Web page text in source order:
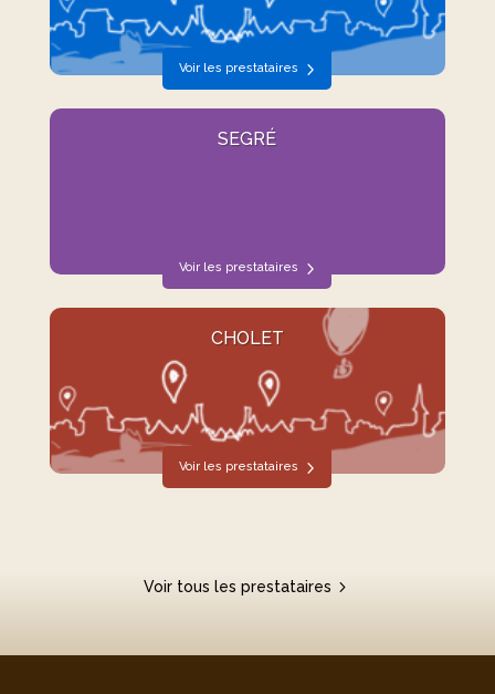
Voir les prestataires
SEGRÉ
Voir les prestataires
CHOLET
Voir les prestataires
Voir tous les prestataires